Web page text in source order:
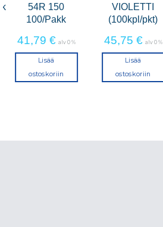
54R 150
100/Pakk
41,79 € alv 0 %
Lisää
ostoskoriin
VIOLETTI
(100kpl/pkt)
45,75 € alv 0 %
Lisää
ostoskoriin